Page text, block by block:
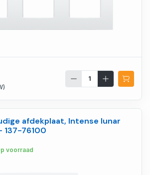
afdekplaat, Intense lunar
76100
voorraad